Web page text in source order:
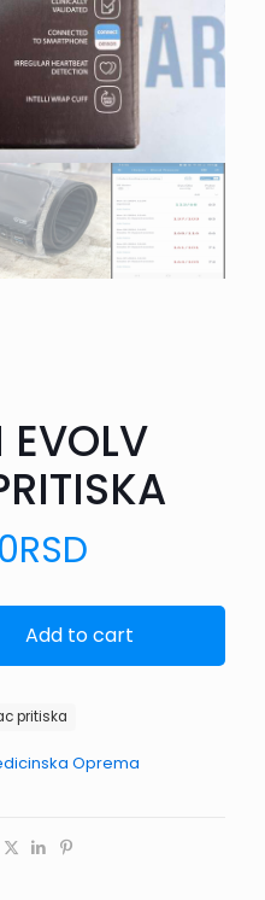
RSD
Add to cart
Oprema
pritiska